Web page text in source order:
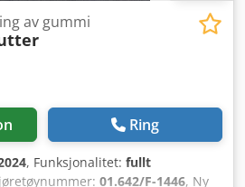
av gummi
Ring
, Funksjonalitet: fullt
01.642/F-1446, Ny